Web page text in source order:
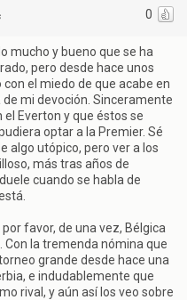
0
mucho y bueno que se ha
pero desde hace unos
el miedo de que acabe en
mi devoción. Sinceramente
Everton y que éstos se
optar a la Premier. Sé
algo utópico, pero ver a los
más tras años de
cuando se habla de
favor, de una vez, Bélgica
la tremenda nómina que
grande desde hace una
e indudablemente que
rival, y aún así los veo sobre